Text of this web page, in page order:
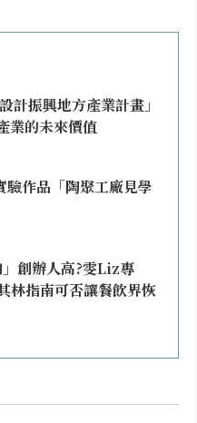
業的未來價值
驗作品「陶聚工廠見學
創辦人高?雯Liz專
林指南可否讓餐飲界恢